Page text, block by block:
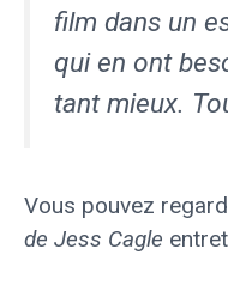
film dans un
qui en ont
tant mieux.
Vous pouvez
de Jess Cagle